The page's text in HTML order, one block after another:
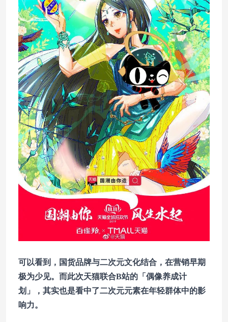
可以看到，国货品牌与二次元文化结合，在营销早期
极为少见。而此次天猫联合B站的「偶像养成计
划」，其实也是看中了二次元元素在年轻群体中的影
响力。